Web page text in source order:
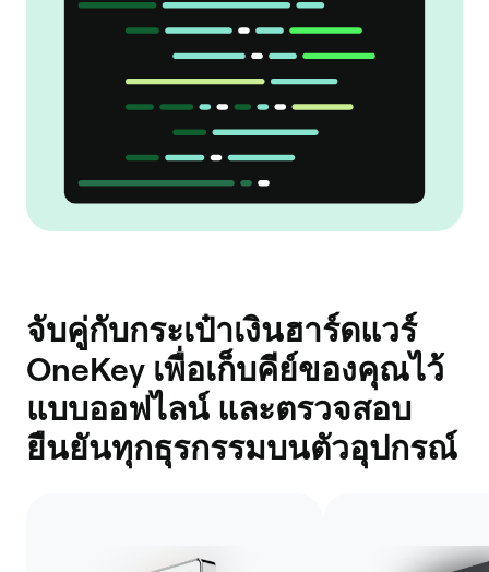
จับคู่กับกระเป๋าเงินฮาร์ดแวร์
OneKey เพื่อเก็บคีย์ของคุณไว้
แบบออฟไลน์ และตรวจสอบ
ยืนยันทุกธุรกรรมบนตัวอุปกรณ์